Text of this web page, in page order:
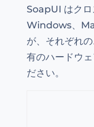
SoapUI はクロ
Windows、
が、それぞれ
有のハードウ
ださい。